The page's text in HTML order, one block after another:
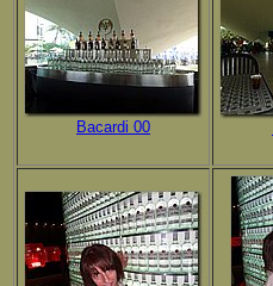
Bacardi 00